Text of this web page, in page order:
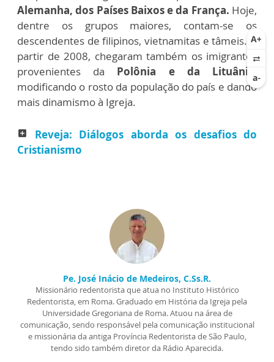
Alemanha, dos Países Baixos e da França. Hoje,
dentre os grupos maiores, contam-se os
descendentes de filipinos, vietnamitas e tâmeis. A
partir de 2008, chegaram também os imigrantes
provenientes da Polônia e da Lituânia
modificando o rosto da população do país e dando
mais dinamismo à Igreja.
add_box
Reveja: Diálogos aborda os desafios do
Cristianismo
Pe. José Inácio de Medeiros, C.Ss.R.
Missionário redentorista que atua no Instituto Histórico
Redentorista, em Roma. Graduado em História da Igreja pela
Universidade Gregoriana de Roma. Atuou na área de
comunicação, sendo responsável pela comunicação institucional
e missionária da antiga Província Redentorista de São Paulo,
tendo sido também diretor da Rádio Aparecida.